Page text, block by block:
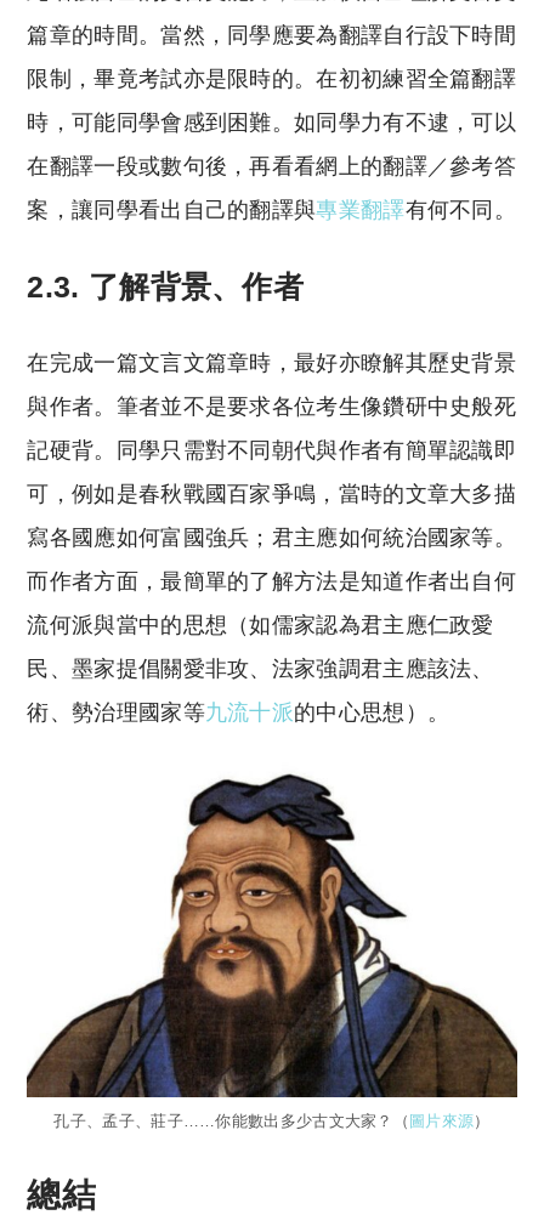
篇章的時間。當然，同學應要為翻譯自行設下時間
限制，畢竟考試亦是限時的。在初初練習全篇翻譯
時，可能同學會感到困難。如同學力有不逮，可以
在翻譯一段或數句後，再看看網上的翻譯／參考答
案，讓同學看出自己的翻譯與專業翻譯有何不同。
2.3. 了解背景、作者
在完成一篇文言文篇章時，最好亦瞭解其歷史背景
與作者。筆者並不是要求各位考生像鑽研中史般死
記硬背。同學只需對不同朝代與作者有簡單認識即
可，例如是春秋戰國百家爭鳴，當時的文章大多描
寫各國應如何富國強兵；君主應如何統治國家等。
而作者方面，最簡單的了解方法是知道作者出自何
流何派與當中的思想（如儒家認為君主應仁政愛
民、墨家提倡關愛非攻、法家強調君主應該法、
術、勢治理國家等九流十派的中心思想）。
孔子、孟子、莊子……你能數出多少古文大家？（ 圖片來源）
總結